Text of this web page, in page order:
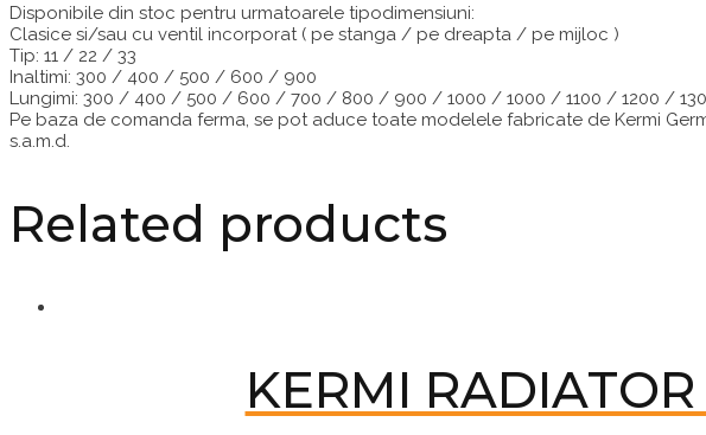
Disponibile din stoc pentru urmatoarele tipodimensiuni:
Clasice si/sau cu ventil incorporat ( pe stanga / pe dreapta / pe mijloc )
Tip: 11 / 22 / 33
Inaltimi: 300 / 400 / 500 / 600 / 900
Lungimi: 300 / 400 / 500 / 600 / 700 / 800 / 900 / 1000 / 1000 / 1100 / 1200 /
Pe baza de comanda ferma, se pot aduce toate modelele fabricate de Kermi
s.a.m.d.
Related products
KERMI